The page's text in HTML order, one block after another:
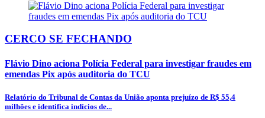
CERCO SE FECHANDO
Flávio Dino aciona Polícia Federal para investigar fraudes em
emendas Pix após auditoria do TCU
Relatório do Tribunal de Contas da União aponta prejuízo de R$ 55,4
milhões e identifica indícios de...